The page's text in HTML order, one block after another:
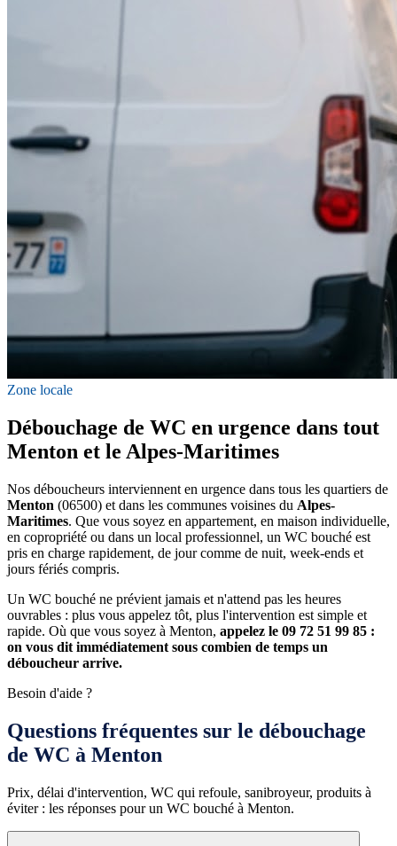
Zone locale
Débouchage de WC en urgence dans tout
Menton et le Alpes-Maritimes
Nos déboucheurs interviennent en urgence dans tous les quartiers de
Menton (06500) et dans les communes voisines du Alpes-
Maritimes. Que vous soyez en appartement, en maison individuelle,
en copropriété ou dans un local professionnel, un WC bouché est
pris en charge rapidement, de jour comme de nuit, week-ends et
jours fériés compris.
Un WC bouché ne prévient jamais et n'attend pas les heures
ouvrables : plus vous appelez tôt, plus l'intervention est simple et
rapide. Où que vous soyez à Menton, appelez le 09 72 51 99 85 :
on vous dit immédiatement sous combien de temps un
déboucheur arrive.
Besoin d'aide ?
Questions fréquentes sur le débouchage
de WC à Menton
Prix, délai d'intervention, WC qui refoule, sanibroyeur, produits à
éviter : les réponses pour un WC bouché à Menton.